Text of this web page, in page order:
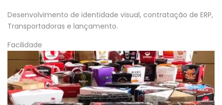
Desenvolvimento de identidade visual, contratação de ERP,
Transportadoras e lançamento.
Facilidade